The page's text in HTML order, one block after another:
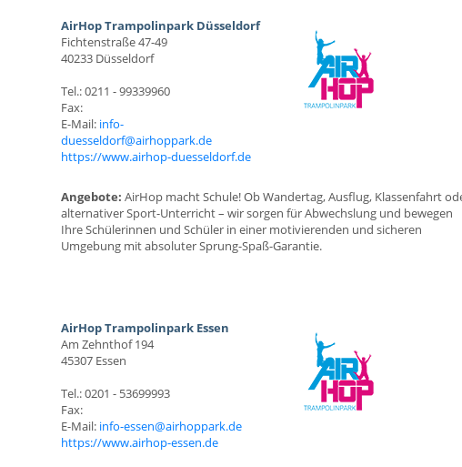
AirHop Trampolinpark Düsseldorf
Fichtenstraße 47-49
40233 Düsseldorf
Tel.: 0211 - 99339960
Fax:
E-Mail: info-
duesseldorf@airhoppark.de
https://www.airhop-duesseldorf.de
Angebote: AirHop macht Schule! Ob Wandertag, Ausflug, Klassenfahrt
alternativer Sport-Unterricht – wir sorgen für Abwechslung und bewegen
Ihre Schülerinnen und Schüler in einer motivierenden und sicheren
Umgebung mit absoluter Sprung-Spaß-Garantie.
AirHop Trampolinpark Essen
Am Zehnthof 194
45307 Essen
Tel.: 0201 - 53699993
Fax:
E-Mail: info-essen@airhoppark.de
https://www.airhop-essen.de